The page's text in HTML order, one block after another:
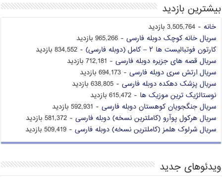
بیشترین بازدید
خانه - 3,505,764 بازدید
سریال خانه کوچک دوبله فارسی - 965,266 بازدید
کارتون فوتبالیست ها ۲ – کامل (دوبله فارسی)
- 834,552 بازدید
سریال قصه های جزیره دوبله فارسی - 712,181 بازدید
سریال ارتش سری دوبله فارسی - 694,173 بازدید
سریال پزشک دهکده دوبله فارسی - 638,805 بازدید
نوستالژیک ترین موزیک ها - 615,472 بازدید
سریال جنگجویان کوهستان دوبله فارسی - 592,931 بازدید
سریال هرکول پوآرو (کاملترین نسخه) دوبله فارسی - 581,372 بازدید
سریال شرلوک هلمز (کاملترین نسخه) دوبله فارسی - 509,419 بازدید
ویدئوهای جدید